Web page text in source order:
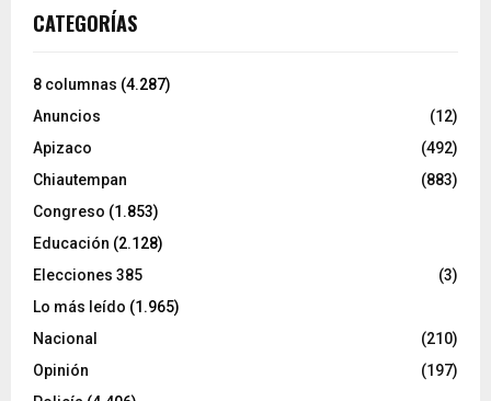
CATEGORÍAS
8 columnas (4.287)
Anuncios
(12)
Apizaco
(492)
Chiautempan
(883)
Congreso (1.853)
Educación (2.128)
Elecciones 385
(3)
Lo más leído (1.965)
Nacional
(210)
Opinión
(197)